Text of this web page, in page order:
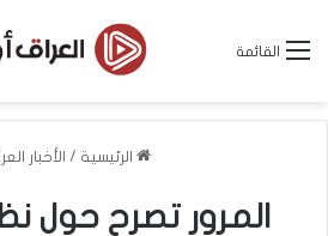
القائمة
الرئيسية / الأخبار
المرور تصرح حول